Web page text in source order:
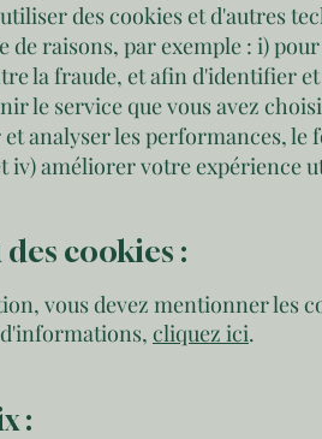
des cookies et d'autres
raisons, par exemple : i)
la fraude, et afin d'identifier
le service que vous avez
analyser les performances, le
iv) améliorer votre expérience
des cookies :
vous devez mentionner les
cliquez ici.
: